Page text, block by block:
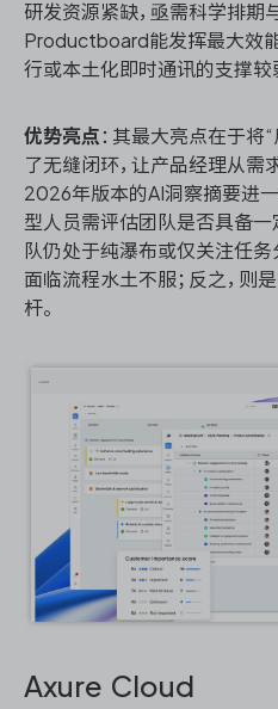
研发资源紧缺，亟需科学排期
Productboard能发挥最大效
行或本土化即时通讯的支撑较
优势亮点 ：其最大亮点在于将
了无缝闭环，让产品经理从需
2026年版本的AI洞察摘要进
型人员需评估团队是否具备一
队仍处于纯瀑布或仅关注任
面临流程水土不服；反之，则
杆。
Axure Cloud